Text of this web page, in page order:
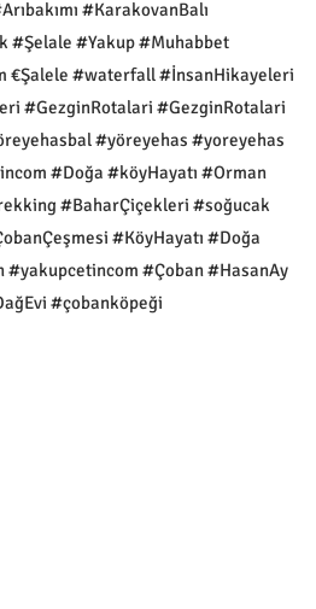
#KarakovanBalı
#Şelale #Yakup #Muhabbet
€Şalele #waterfall #İnsanHikayeleri
#GezginRotalari #GezginRotalari
#yöreyehas #yoreyehas
#Doğa #köyHayatı #Orman
#BaharÇiçekleri #soğucak
#KöyHayatı #Doğa
#yakupcetincom #Çoban #HasanAy
#çobanköpeği